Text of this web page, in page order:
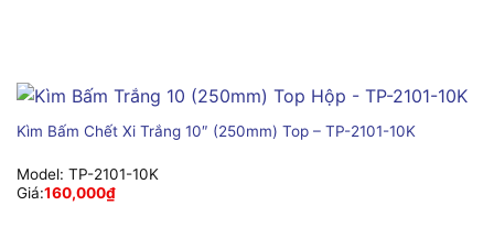
Kìm Bấm Chết Xi Trắng 10″ (250mm) Top – TP-2101-10K
Model: TP-2101-10K
Giá:160,000₫